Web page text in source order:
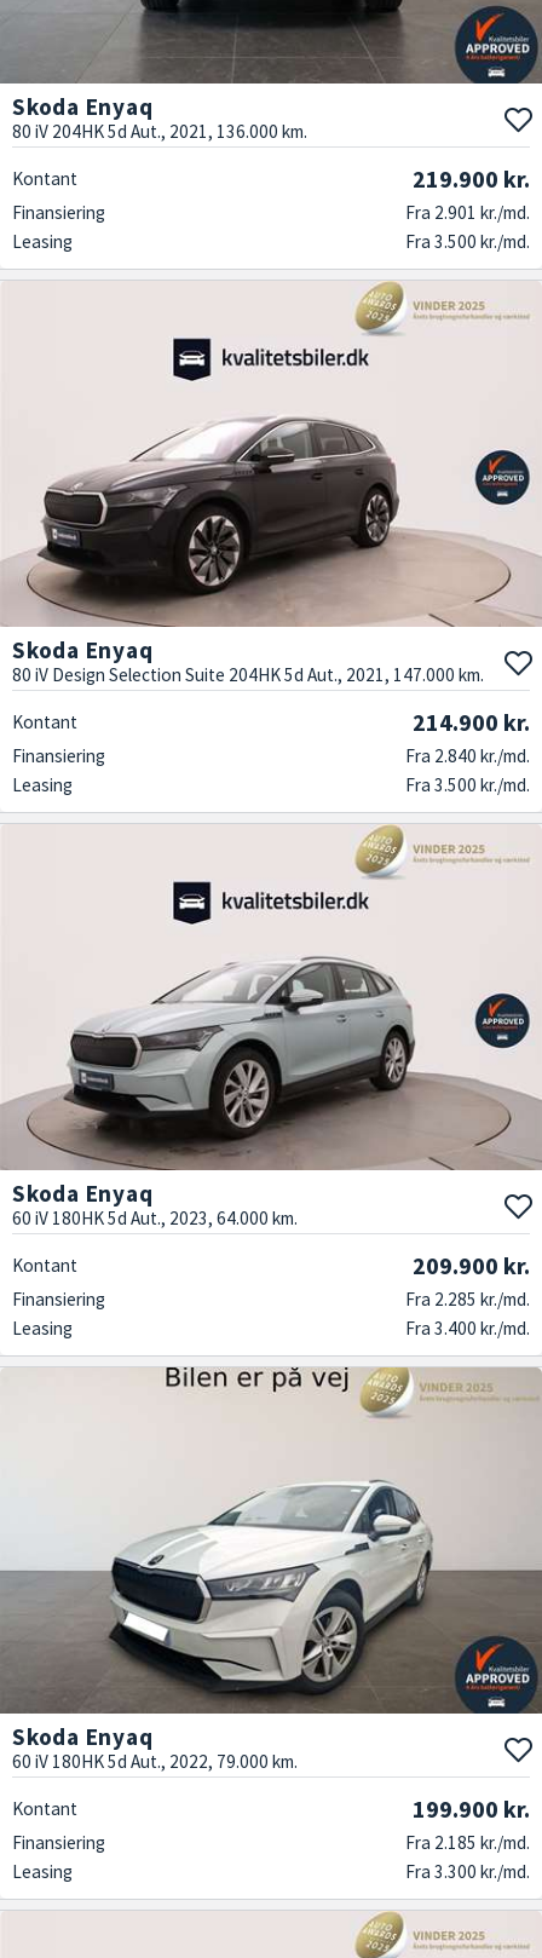
Skoda Enyaq
80 iV 204HK 5d Aut., 2021, 136.000 km.
Kontant 219.900 kr.
Finansiering
Fra 2.901 kr./md.
Leasing
Fra 3.500 kr./md.
Skoda Enyaq
80 iV Design Selection Suite 204HK 5d Aut., 2021, 147.000 km.
Kontant 214.900 kr.
Finansiering
Fra 2.840 kr./md.
Leasing
Fra 3.500 kr./md.
Skoda Enyaq
60 iV 180HK 5d Aut., 2023, 64.000 km.
Kontant 209.900 kr.
Finansiering
Fra 2.285 kr./md.
Leasing
Fra 3.400 kr./md.
Skoda Enyaq
60 iV 180HK 5d Aut., 2022, 79.000 km.
Kontant 199.900 kr.
Finansiering
Fra 2.185 kr./md.
Leasing
Fra 3.300 kr./md.